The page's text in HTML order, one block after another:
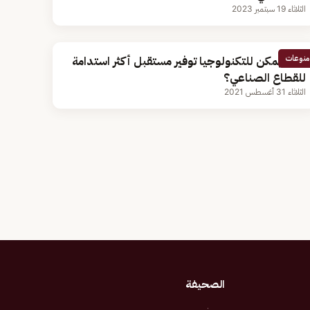
الثلاثاء 19 سبتمبر 2023
منوعات
كيف يمكن للتكنولوجيا توفير مستقبل أكثر استدامة
للقطاع الصناعي؟
الثلاثاء 31 أغسطس 2021
الصحيفة